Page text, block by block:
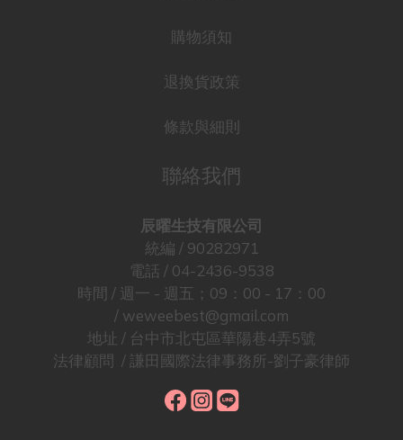
購物須知
退換貨政策
條款與細則
聯絡我們
辰曜生技有限公司
統編 / 90282971
電話 / 04-2436-9538
時間 / 週一 - 週五；09：00 - 17：00
/ weweebest@gmail.com
地址 / 台中市北屯區華陽巷4弄5號
法律顧問 / 謙田國際法律事務所-劉子豪律師